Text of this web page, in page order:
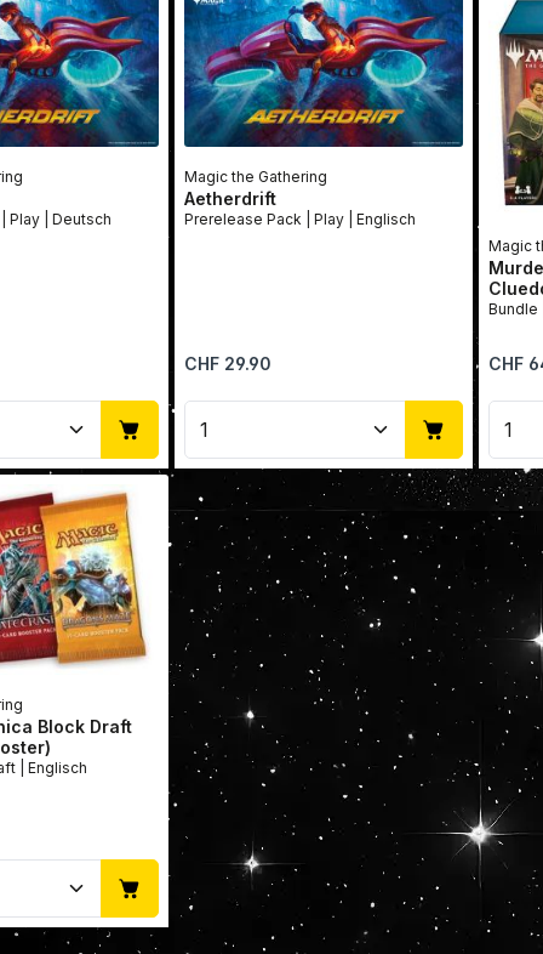
Prerelease Pack | Play | Deutsch
Anzahl: Gib den gewünschten Wert
Magic the Gathering
Aetherdrift
Prerelease Pack | Play | Englisch
Regulärer Preis:
CHF 29.90
Produkt Anzahl: Gib
Magic
CHF
Block Draft
Draft Bundle | Draft | Englisch
Anzahl: Gib den gewünschten Wert